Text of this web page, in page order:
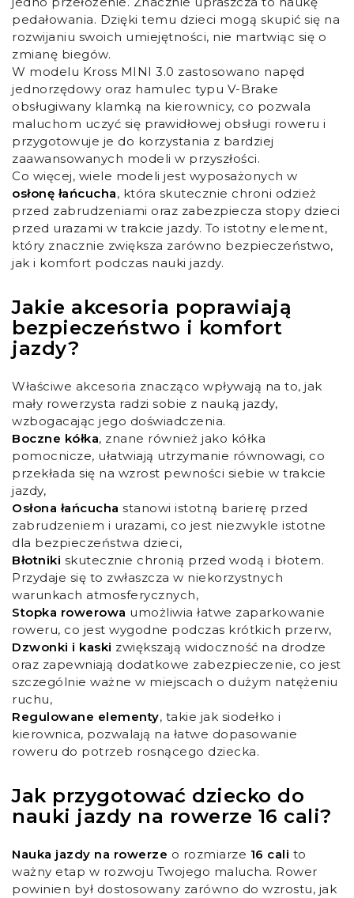
pedałowania. Dzięki temu dzieci mogą skupić się na
rozwijaniu swoich umiejętności, nie martwiąc się o
zmianę biegów.
W modelu Kross MINI 3.0 zastosowano napęd
jednorzędowy oraz hamulec typu V-Brake
obsługiwany klamką na kierownicy, co pozwala
maluchom uczyć się prawidłowej obsługi roweru i
przygotowuje je do korzystania z bardziej
zaawansowanych modeli w przyszłości.
Co więcej, wiele modeli jest wyposażonych w
osłonę łańcucha, która skutecznie chroni odzież
przed zabrudzeniami oraz zabezpiecza stopy dzieci
przed urazami w trakcie jazdy. To istotny element,
który znacznie zwiększa zarówno bezpieczeństwo,
jak i komfort podczas nauki jazdy.
Jakie akcesoria poprawiają
bezpieczeństwo i komfort
jazdy?
Właściwe akcesoria znacząco wpływają na to, jak
mały rowerzysta radzi sobie z nauką jazdy,
wzbogacając jego doświadczenia.
Boczne kółka, znane również jako kółka
pomocnicze, ułatwiają utrzymanie równowagi, co
przekłada się na wzrost pewności siebie w trakcie
jazdy,
Osłona łańcucha stanowi istotną barierę przed
zabrudzeniem i urazami, co jest niezwykle istotne
dla bezpieczeństwa dzieci,
Błotniki skutecznie chronią przed wodą i błotem.
Przydaje się to zwłaszcza w niekorzystnych
warunkach atmosferycznych,
Stopka rowerowa umożliwia łatwe zaparkowanie
roweru, co jest wygodne podczas krótkich przerw,
Dzwonki i kaski zwiększają widoczność na drodze
oraz zapewniają dodatkowe zabezpieczenie, co jest
szczególnie ważne w miejscach o dużym natężeniu
ruchu,
Regulowane elementy, takie jak siodełko i
kierownica, pozwalają na łatwe dopasowanie
roweru do potrzeb rosnącego dziecka.
Jak przygotować dziecko do
nauki jazdy na rowerze 16 cali?
Nauka jazdy na rowerze o rozmiarze 16 cali to
ważny etap w rozwoju Twojego malucha. Rower
powinien był dostosowany zarówno do wzrostu, jak